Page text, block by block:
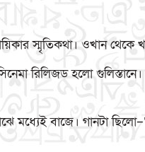
স্মৃতিকথা। ওখান থেকে
সিনেমা রিলিজড হলো
মধ্যেই বাজে। গানটা